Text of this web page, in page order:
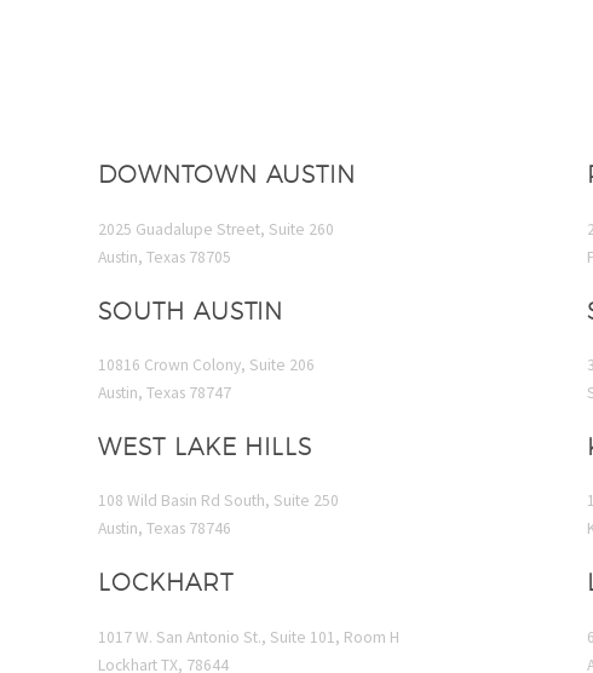
DOWNTOWN AUSTIN
2025 Guadalupe Street, Suite 260
Austin, Texas 78705
SOUTH AUSTIN
10816 Crown Colony, Suite 206
Austin, Texas 78747
WEST LAKE HILLS
108 Wild Basin Rd South, Suite 250
Austin, Texas 78746
LOCKHART
1017 W. San Antonio St., Suite 101, Room H
Lockhart TX, 78644